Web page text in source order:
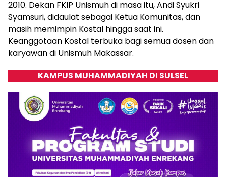
2010. Dekan FKIP Unismuh di masa itu, Andi Syukri
Syamsuri, didaulat sebagai Ketua Komunitas, dan
masih memimpin Kostal hingga saat ini.
Keanggotaan Kostal terbuka bagi semua dosen dan
karyawan di Unismuh Makassar.
KAMPUS MUHAMMADIYAH DI SULSEL